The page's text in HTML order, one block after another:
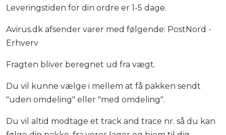
Leveringstiden for din ordre er 1-5 dage.
Avirus.dk afsender varer med følgende: PostNord -
Erhverv
Fragten bliver beregnet ud fra vægt.
Du vil kunne vælge i mellem at få pakken sendt
"uden omdeling" eller "med omdeling".
Du vil altid modtage et track and trace nr. så du kan